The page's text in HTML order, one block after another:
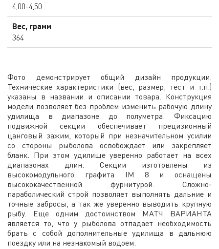
4,00-4,50
Вес, грамм
364
Фото демонстрирует общий дизайн продукции.
Технические характеристики (вес, размер, тест и т.п.)
указаны в названии и описании товара. Конструкция
модели позволяет без проблем изменить рабочую длину
удилища в диапазоне до полуметра. Фиксацию
подвижной секции обеспечивает прецизионный
цанговый зажим, который при незначительном усилии
со стороны рыболова освобождает или закрепляет
бланк. При этом удилище уверенно работает на всех
диапазонах длин. Секции изготовлены из
высокомодульного графита IM 8 и оснащены
высококачественной фурнитурой. Сложно-
параболический строй позволяет выполнять дальние и
точные забросы, а так же уверенно выводить крупную
рыбу. Еще одним достоинством МАТЧ ВАРИАНТА
является то, что у рыболова отпадает необходимость
брать с собой дополнительные удилища в дальнюю
поездку или на незнакомый водоем.